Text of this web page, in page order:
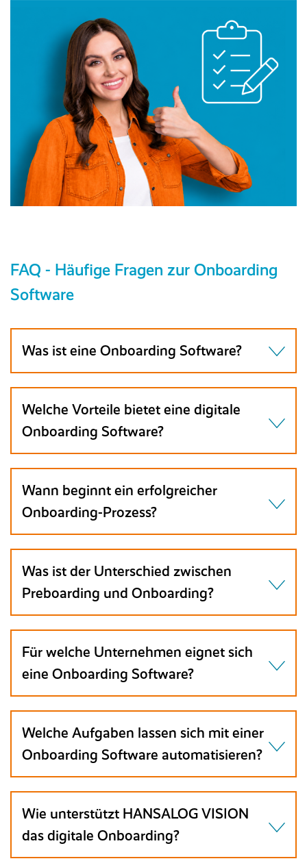
FAQ - Häufige Fragen zur Onboarding
Software
Was ist eine Onboarding Software?
Welche Vorteile bietet eine digitale
Onboarding Software?
Wann beginnt ein erfolgreicher
Onboarding-Prozess?
Was ist der Unterschied zwischen
Preboarding und Onboarding?
Für welche Unternehmen eignet sich
eine Onboarding Software?
Welche Aufgaben lassen sich mit einer
Onboarding Software automatisieren?
Wie unterstützt HANSALOG VISION
das digitale Onboarding?